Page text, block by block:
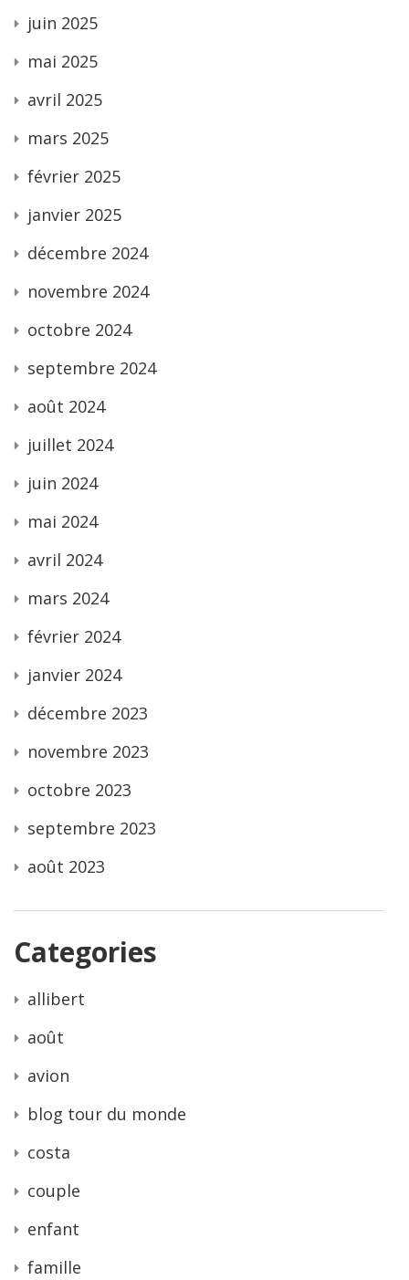
juin 2025
mai 2025
avril 2025
mars 2025
février 2025
janvier 2025
décembre 2024
novembre 2024
octobre 2024
septembre 2024
août 2024
juillet 2024
juin 2024
mai 2024
avril 2024
mars 2024
février 2024
janvier 2024
décembre 2023
novembre 2023
octobre 2023
septembre 2023
août 2023
Categories
allibert
août
avion
blog tour du monde
costa
couple
enfant
famille